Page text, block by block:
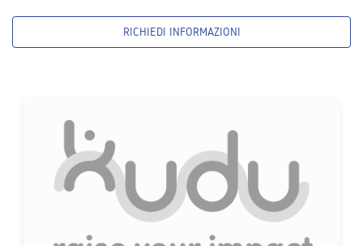
RICHIEDI INFORMAZIONI